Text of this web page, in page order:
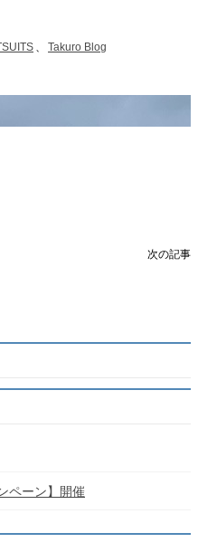
、 Takuro Blog
次の記事
ペーン】開催